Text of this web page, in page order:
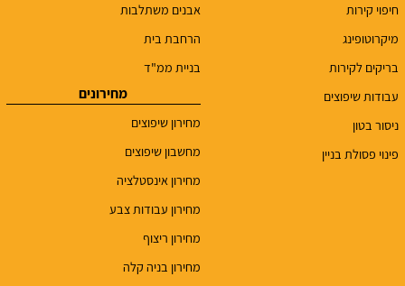
חיפוי קירות
מיקרוטופינג
בריקים לקירות
עבודות שיפוצים
ניסור בטון
פינוי פסולת בניין
אבנים משתלבות
הרחבת בית
בניית ממ"ד
מחירונים
מחירון שיפוצים
מחשבון שיפוצים
מחירון אינסטלציה
מחירון עבודות צבע
מחירון ריצוף
מחירון בניה קלה